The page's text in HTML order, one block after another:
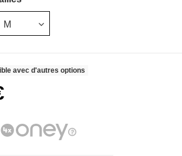
avec d'autres options